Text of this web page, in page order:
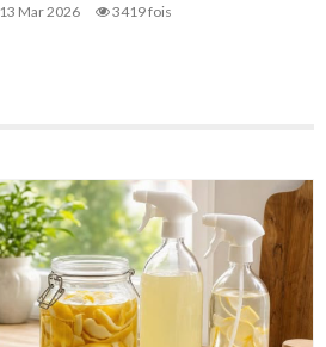
13 Mar 2026 3419 fois